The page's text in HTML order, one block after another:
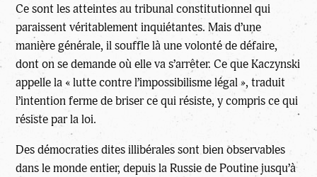
Ce sont les atteintes au tribunal constitutionnel qui
paraissent véritablement inquiétantes. Mais d’une
manière générale, il souffle là une volonté de défaire,
dont on se demande où elle va s’arrêter. Ce que Kaczynski
appelle la « lutte contre l’impossibilisme légal », traduit
l’intention ferme de briser ce qui résiste, y compris ce qui
résiste par la loi.
Des démocraties dites illibérales sont bien observables
dans le monde entier, depuis la Russie de Poutine jusqu’à